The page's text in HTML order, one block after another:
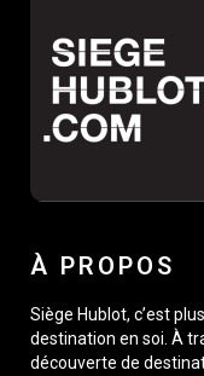
À PROPOS
Siège Hublot, c’est
destination en soi. À
découverte de